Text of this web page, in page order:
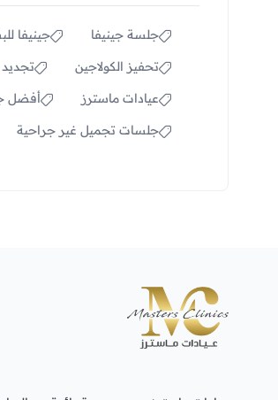
جلسة جينيفا جينيفا
تحفيز الكولاجين
عيادات ماسترز
أفضل
جلسات تجميل غير جراحية